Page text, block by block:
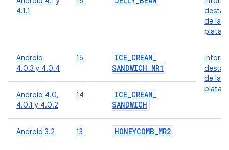
4.1.1
de la
Android
4.0.3 y 4.0.4
15 ICE_CREAM_
SANDWICH_MR1
de la
Android 4.0,
4.0.1 y 4.0.2
14 ICE_CREAM_
SANDWICH
Android 3.2 13 HONEYCOMB_MR2